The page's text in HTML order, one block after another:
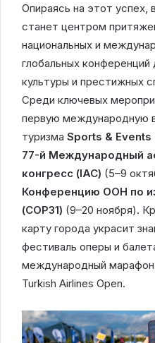
Опираясь на этот успех,
станет центром
национальных и
глобальных
культуры и престижных
Среди ключевых
первую международную
туризма Sports & Events
77-й Международный
конгресс (IAC) (5–9
Конференцию ООН по
(COP31) (9–20 ноября).
карту города украсит
фестиваль оперы и
международный марафон
Turkish Airlines Open.